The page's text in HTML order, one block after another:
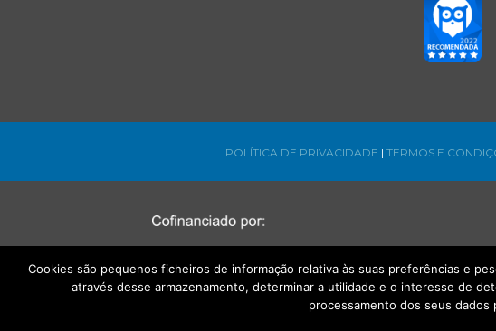
POLÍTICA DE PRIVACIDADE | TERMOS E
Cookies são pequenos ficheiros de informação relativa às suas preferências e
através desse armazenamento, determinar a utilidade e o interesse de
processamento dos seus dados